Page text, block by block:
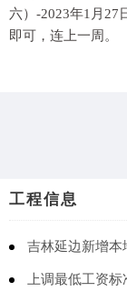
六）-2023年1月27
即可，连上一周。
工程信息
吉林延边新增本
上调最低工资